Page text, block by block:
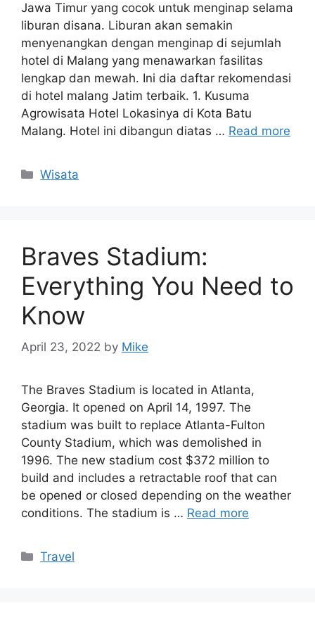
Jawa Timur yang cocok untuk menginap selama
liburan disana. Liburan akan semakin
menyenangkan dengan menginap di sejumlah
hotel di Malang yang menawarkan fasilitas
lengkap dan mewah. Ini dia daftar rekomendasi
di hotel malang Jatim terbaik. 1. Kusuma
Agrowisata Hotel Lokasinya di Kota Batu
Malang. Hotel ini dibangun diatas … Read more
Categories
Wisata
Braves Stadium:
Everything You Need to
Know
April 23, 2022 by Mike
The Braves Stadium is located in Atlanta,
Georgia. It opened on April 14, 1997. The
stadium was built to replace Atlanta-Fulton
County Stadium, which was demolished in
1996. The new stadium cost $372 million to
build and includes a retractable roof that can
be opened or closed depending on the weather
conditions. The stadium is … Read more
Categories
Travel